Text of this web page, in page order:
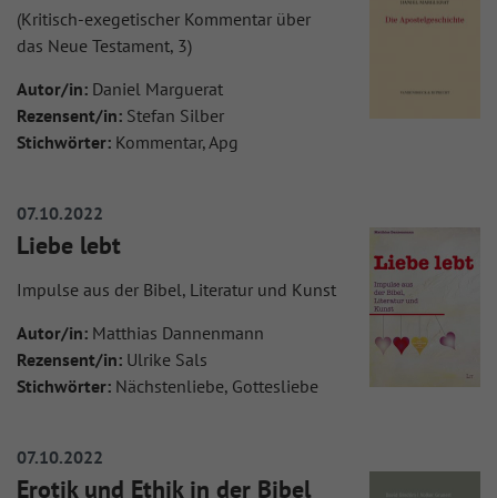
(Kritisch-exegetischer Kommentar über
das Neue Testament, 3)
Autor/in: Daniel Marguerat
Rezensent/in: Stefan Silber
Stichwörter: Kommentar, Apg
07.10.2022
Liebe lebt
Impulse aus der Bibel, Literatur und Kunst
Autor/in: Matthias Dannenmann
Rezensent/in: Ulrike Sals
Stichwörter: Nächstenliebe, Gottesliebe
07.10.2022
Erotik und Ethik in der Bibel